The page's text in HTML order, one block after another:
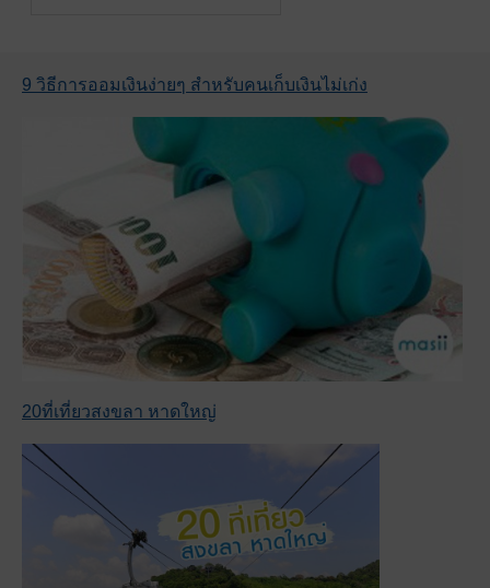
9 วิธีการออมเงินง่ายๆ สำหรับคนเก็บเงินไม่เก่ง
20ที่เที่ยวสงขลา หาดใหญ่